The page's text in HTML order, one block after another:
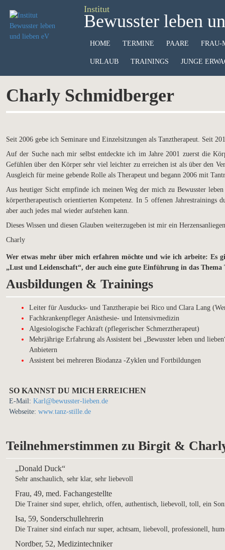
Institut
Bewusster leben
HOME TERMINE PAARE FRAU-
URLAUB TRAININGS JUNGE
Charly Schmidberger
Seit 2006 gebe ich Seminare und Einzelsitzungen als Tanztherapeut. Seit
Auf der Suche nach mir selbst entdeckte ich im Jahre 2001 zuerst die
Gefühlen über den Körper sehr viel leichter zu erreichen ist als über den
Ausgleich für meine gebende Rolle als Therapeut und begann 2006 mit
Aus heutiger Sicht empfinde ich meinen Weg der mich zu Bewusster
körpertherapeutisch orientierten Kompetenz. In 5 offenen
aber auch jedes mal wieder aufstehen kann.
Dieses Wissen und diesen Glauben weiterzugeben ist mir ein
Charly
Wer etwas mehr über mich erfahren möchte und wie ich arbeite:
„Lust und Leidenschaft“, der auch eine gute Einführung in das
Ausbildungen & Trainings
Leiter für Ausducks- und Tanztherapie bei Rico und Clara Lang
Fachkrankenpfleger Anästhesie- und Intensivmedizin
Algesiologische Fachkraft (pflegerischer Schmerztherapeut)
Mehrjährige Erfahrung als Assistent bei „Bewusster leben und
Anbietern
Assistent bei mehreren Biodanza -Zyklen und Fortbildungen
SO KANNST DU MICH ERREICHEN
E-Mail: Karl@bewusster-lieben.de
Webseite: www.tanz-stille.de
Teilnehmerstimmen zu Birgit &
„Donald Duck“
Sehr anschaulich, sehr klar, sehr liebevoll
Frau, 49, med. Fachangestellte
Die Trainer sind super, ehrlich, offen, authentisch, liebevoll, toll, ein
Isa, 59, Sonderschullehrerin
Die Trainer sind einfach nur super, achtsam, liebevoll, professionell,
Nordber, 52, Medizintechniker